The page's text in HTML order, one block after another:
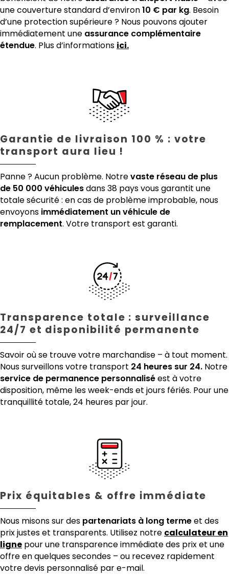
une couverture standard d’environ10 € par kg. Besoin
d’une protection supérieure ? Nous pouvons ajouter
immédiatement une assurance complémentaire
étendue. Plus d’informations ici.
Garantie de livraison 100 % : votre
transport aura lieu !
Panne ? Aucun problème. Notrevaste réseau de plus
de 50 000 véhiculesdans 38 pays vous garantit une
totale sécurité : en cas de problème improbable, nous
envoyons immédiatement un véhicule de
remplacement. Votre transport est garanti.
Transparence totale : surveillance
24/7 et disponibilité permanente
Savoir où se trouve votre marchandise – à tout moment.
Nous surveillons votre transport 24 heures sur 24. Notre
service de permanence personnaliséest à votre
disposition, même les week-ends et jours fériés. Pour une
tranquillité totale, 24 heures par jour.
Prix équitables & offre immédiate
Nous misons sur des partenariats à long termeet des
prix justes et transparents. Utilisez notre calculateur en
ligne pour une transparence immédiate des prix et une
offre en quelques secondes – ou recevez rapidement
votre devis personnalisé par e-mail.